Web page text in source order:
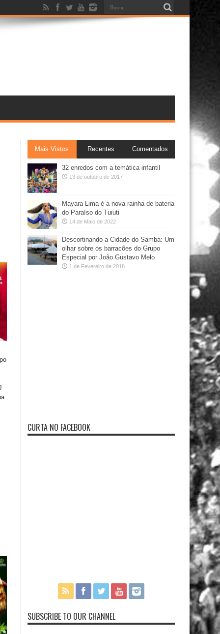
Mais Vistos Recentes Comentados
32 enredos com a temática infantil
13 de outubro de 2017
Mayara Lima é a nova rainha de bateria
do Paraíso do Tuiuti
14 de Maio de 2022
Descortinando a Cidade do Samba: Um
olhar sobre os barracões do Grupo
Especial por João Gustavo Melo
1 de Fevereiro de 2018
CURTA NO FACEBOOK
SUBSCRIBE TO OUR CHANNEL